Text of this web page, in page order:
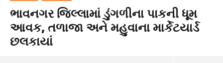
ભાવનગર જિલ્લામાં ડુંગળીના પાકની ધૂમ
આવક, તળાજા અને મહુવાના માર્કેટયાર્ડ
છલકાયાં